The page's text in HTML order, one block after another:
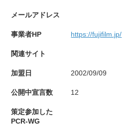
メールアドレス
事業者HP https://fujifilm.jp/
関連サイト
加盟日 2002/09/09
公開中宣言数 12
策定参加した
PCR-WG